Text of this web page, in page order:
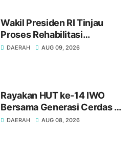
Wakil Presiden RI Tinjau
Proses Rehabilitasi
Jembatan Lumut, Dorong
DAERAH AUG 09, 2026
Rayakan HUT ke-14 IWO
Bersama Generasi Cerdas di
SD Muhammadiyah 16 Bukit
DAERAH AUG 08, 2026